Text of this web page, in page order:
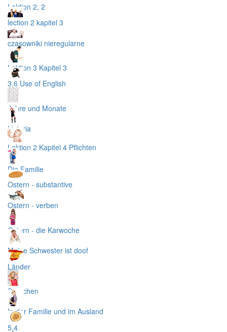
Lektion 2, 2
lection 2 kapitel 3
czasowniki nieregularne
Lektion 3 Kapitel 3
3.6 Use of English
Jahre und Monate
historia
Lektion 2 Kapitel 4 Pflichten
Die Familie
Ostern - substantive
Ostern - verben
Ostern - die Karwoche
Meine Schwester ist doof
Länder
Sprachen
In der Familie und im Ausland
5.4